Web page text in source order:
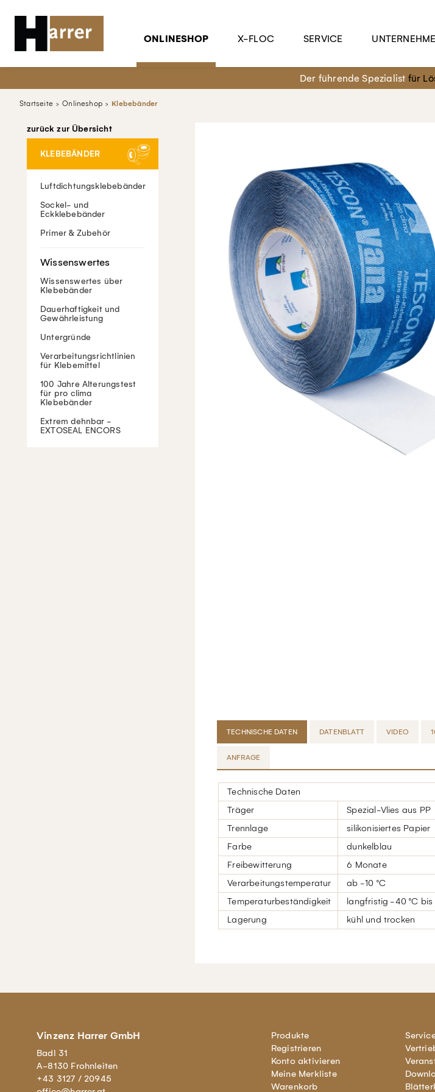
ONLINESHOP X-FLOC SERVICE
Der führende Spezialist für
Startseite Onlineshop Klebebänder
zurück zur Übersicht
KLEBEBÄNDER
Luftdichtungsklebebänder
Sockel- und
Eckklebebänder
Primer & Zubehör
Wissenswertes über
Klebebänder
Dauerhaftigkeit und
Gewährleistung
Untergründe
Verarbeitungsrichtlinien
für Klebemittel
100 Jahre Alterungstest
für pro clima
Klebebänder
Extrem dehnbar -
EXTOSEAL ENCORS
TECHNISCHE DATEN DATENBLATT VIDEO
ANFRAGE
Technische Daten
Träger
Spezial-Vlies aus PP
Trennlage
silikonisiertes Papier
Farbe
dunkelblau
Freibewitterung
6 Monate
Verarbeitungstemperatur
ab -10 °C
Temperaturbeständigkeit
langfristig -40 °C bis
Lagerung
kühl und trocken
Vinzenz Harrer GmbH
Badl 31
A-8130 Frohnleiten
+43 3127 / 20945
Produkte
Registrieren
Konto aktivieren
Meine Merkliste
Warenkorb